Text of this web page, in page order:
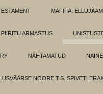
MAFFIA:
PIIRITU ARMASTUS
NÄHTAMATUD
NOORE T.S. SPIVETI